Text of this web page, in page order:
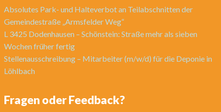
Absolutes Park- und Halteverbot an Teilabschnitten der
Gemeindestraße „Armsfelder Weg“
L 3425 Dodenhausen – Schönstein: Straße mehr als sieben
Wochen früher fertig
Stellenausschreibung – Mitarbeiter (m/w/d) für die Deponie in
Löhlbach
Fragen oder Feedback?